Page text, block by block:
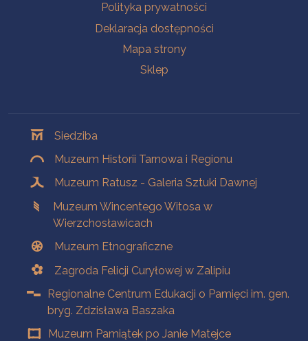
Polityka prywatności
Deklaracja dostępności
Mapa strony
Sklep
Siedziba
Muzeum Historii Tarnowa i Regionu
Muzeum Ratusz - Galeria Sztuki Dawnej
Muzeum Wincentego Witosa w
Wierzchosławicach
Muzeum Etnograficzne
Zagroda Felicji Curyłowej w Zalipiu
Regionalne Centrum Edukacji o Pamięci im. gen.
bryg. Zdzisława Baszaka
Muzeum Pamiątek po Janie Matejce